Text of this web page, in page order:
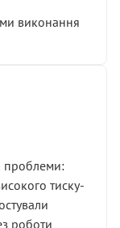
виконання
проблеми:
тиску-
роботи